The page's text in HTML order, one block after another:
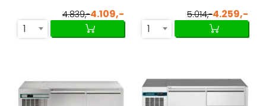
4.839,-4.109,-
1
5.014,-4.259,-
1